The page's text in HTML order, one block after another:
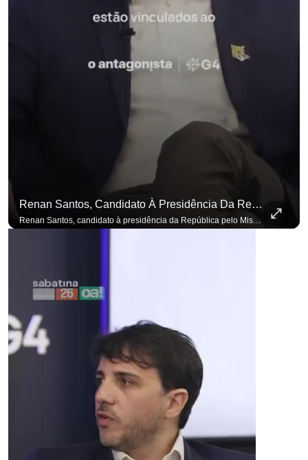
Renan Santos, Candidato À Presidência Da República Pelo Missão, Defende Aplicar Reformas Fiscais
Renan Santos, candidato à presidência da República pelo Missão, defende aplicar reformas fiscais impopulares para conter aumento incontrolado dos gastos e dívida pública, garantindo que essas medidas afetarão positivamente o ambiente econômico no Brasil. Se você busca informação com credibilidade, inscreva-se agora e ative o